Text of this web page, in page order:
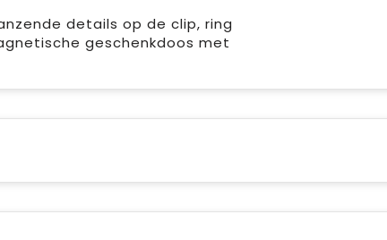
details op de clip, ring
geschenkdoos met